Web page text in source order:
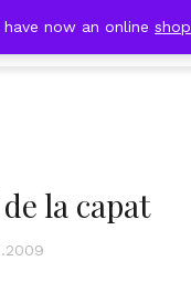
DOBRESTII
la capat
have now an online shop